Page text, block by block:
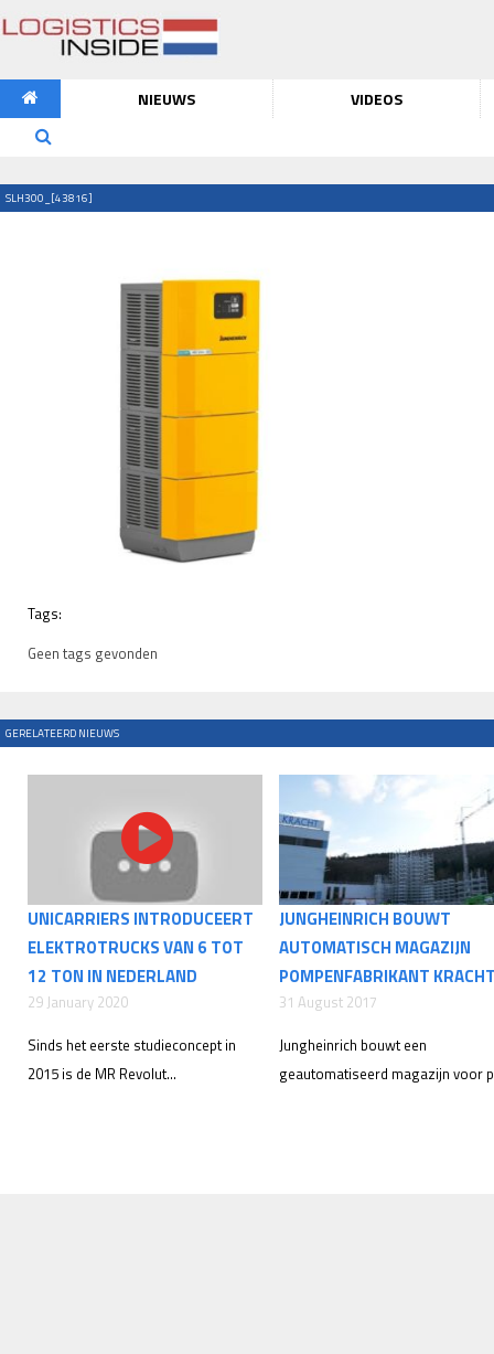
NIEUWS VIDEOS
SLH300_[43816]
Tags:
Geen tags gevonden
GERELATEERD NIEUWS
UNICARRIERS INTRODUCEERT
ELEKTROTRUCKS VAN 6 TOT
12 TON IN NEDERLAND
29 January 2020
Sinds het eerste studieconcept in
2015 is de MR Revolut...
JUNGHEINRICH BOUWT
AUTOMATISCH MAGAZIJN
POMPENFABRIKANT
31 August 2017
Jungheinrich bouwt een
geautomatiseerd magazijn voor